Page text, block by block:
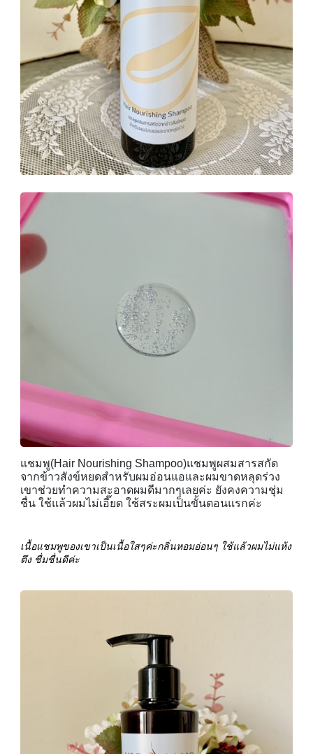
แชมพู(Hair Nourishing Shampoo)แชมพูผสมสารสกัด
จากข้าวสังข์หยดสำหรับผมอ่อนแอและผมขาดหลุดร่วง
เขาช่วยทำความสะอาดผมดีมากๆเลยค่ะ ยังคงความชุ่ม
ชื่น ใช้แล้วผมไม่เอี๊ยด ใช้สระผมเป็นขั้นตอนแรกค่ะ
เนื้อแชมพูของเขาเป็นเนื้อใสๆค่ะกลิ่นหอมอ่อนๆ ใช้แล้วผมไม่แห้ง
ตึง ชื่มชื่นดีค่ะ